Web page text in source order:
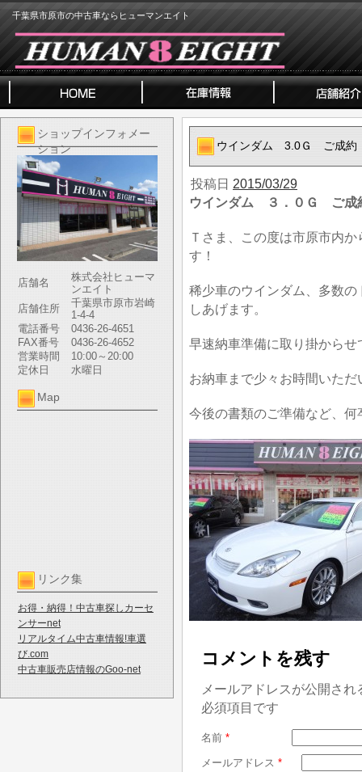
千葉県市原市の中古車ならヒューマンエイト
ショップインフォメー
ション
店舗名
株式会社ヒューマ
ンエイト
店舗住所
千葉県市原市岩崎
1-4-4
電話番号
0436-26-4651
FAX番号
0436-26-4652
営業時間
10:00～20:00
定休日
水曜日
Map
リンク集
お得・納得！中古車探しカーセ
ンサーnet
リアルタイム中古車情報!車選
び.com
中古車販売店情報のGoo-net
ウインダム 3.0Ｇ ご成約
投稿日 2015/03/29
ウインダム ３．０Ｇ ご成
Ｔさま、この度は市原市内
す！
稀少車のウインダム、多数
しあげます。
早速納車準備に取り掛からせ
お納車まで少々お時間いた
今後の書類のご準備など、
コメントを残す
メールアドレスが公開さ
必須項目です
名前 *
メールアドレス *